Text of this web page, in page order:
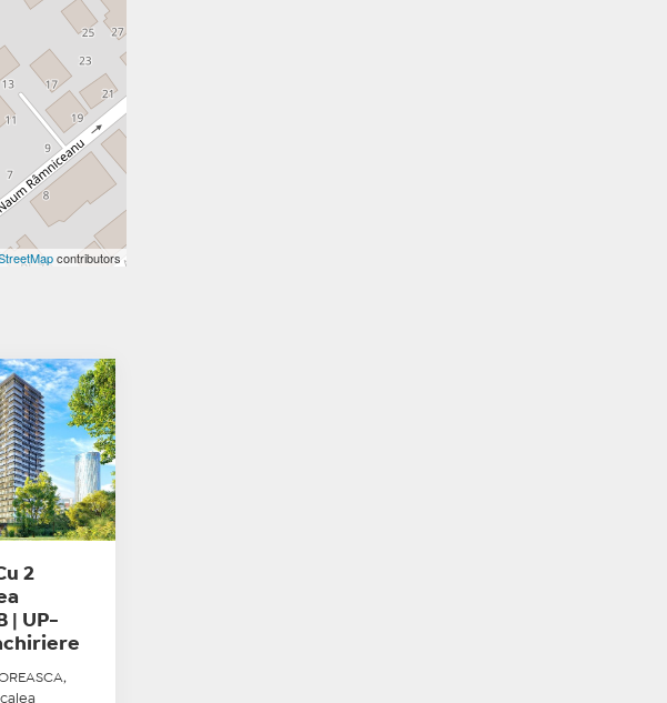
contributors
2
| UP-